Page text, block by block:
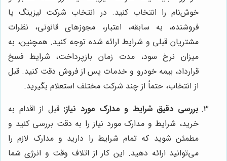
خوش‌نام را انتخاب کنید. در انتخاب شرکت لیزینگ یا
فروشنده، به سابقه، اعتبار، مجوزهای قانونی، نظرات
مشتریان قبلی و شرایط ارائه شده توجه کنید. همچنین، به
میزان نرخ سود، مدت زمان بازپرداخت، شرایط فسخ
قرارداد، بیمه خودرو و خدمات پس از فروش دقت کنید. قبل
از انتخاب، حتماً از چند شرکت مختلف استعلام بگیرید.
بررسی دقیق شرایط و مدارک مورد نیاز: قبل از اقدام به
خرید، شرایط و مدارک مورد نیاز را به دقت بررسی کنید و
مطمئن شوید که تمام شرایط را دارید و مدارک لازم را
می‌توانید ارائه دهید. این کار از اتلاف وقت و انرژی شما